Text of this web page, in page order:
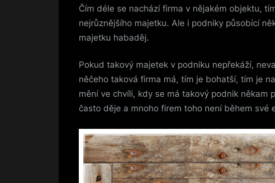
Čím déle se nachází firma v nějakém objektu,
nejrůznějšího majetku. Ale i podniky působící
majetku habaděj.
Pokud takový majetek v podniku nepřekáží,
něčeho taková firma má, tím je bohatší, tím je
mění ve chvíli, kdy se má takový podnik někam
často děje a mnoho firem toho není během své